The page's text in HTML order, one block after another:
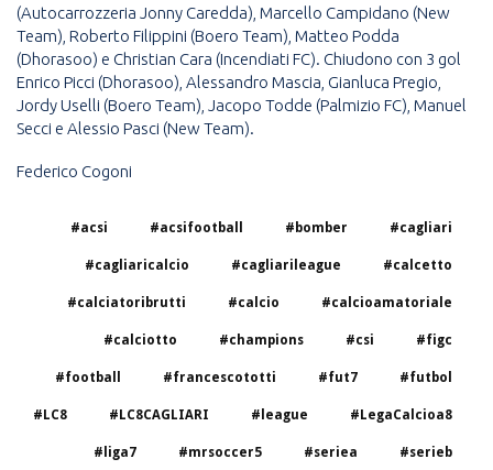
(Autocarrozzeria Jonny Caredda), Marcello Campidano (New
Team), Roberto Filippini (Boero Team), Matteo Podda
(Dhorasoo) e Christian Cara (Incendiati FC). Chiudono con 3 gol
Enrico Picci (Dhorasoo), Alessandro Mascia, Gianluca Pregio,
Jordy Uselli (Boero Team), Jacopo Todde (Palmizio FC), Manuel
Secci e Alessio Pasci (New Team).
Federico Cogoni
#acsi #acsifootball #bomber #cagliari
#cagliaricalcio #cagliarileague #calcetto
#calciatoribrutti #calcio #calcioamatoriale
#calciotto #champions #csi #figc
#football #francescototti #fut7 #futbol
#LC8 #LC8CAGLIARI #league #LegaCalcioa8
#liga7 #mrsoccer5 #seriea #serieb